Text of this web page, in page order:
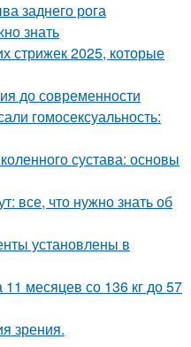
заднего рога
знать
стрижек 2025, которые
до современности
гомосексуальность:
сустава: основы
все, что нужно знать об
установлены в
месяцев со 136 кг до 57
зрения.